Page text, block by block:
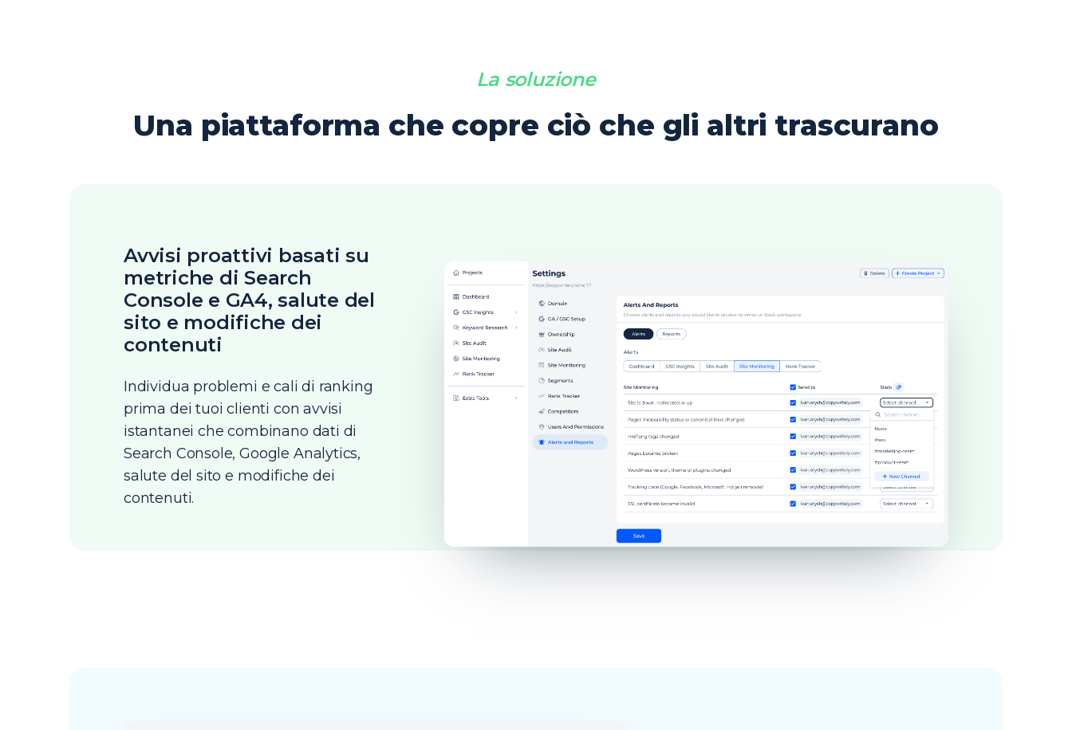
La soluzione
Una piattaforma che copre ciò che gli altri trascurano
Avvisi proattivi basati su
metriche di Search
Console e GA4, salute del
sito e modifiche dei
contenuti
Individua problemi e cali di ranking
prima dei tuoi clienti con avvisi
istantanei che combinano dati di
Search Console, Google Analytics,
salute del sito e modifiche dei
contenuti.